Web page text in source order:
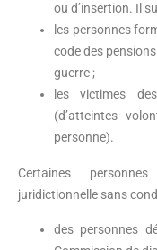
ou d’insertion. Il
les personnes
code des
guerre ;
les victimes
(d’atteintes
personne).
Certaines
juridictionnelle sans
des personnes